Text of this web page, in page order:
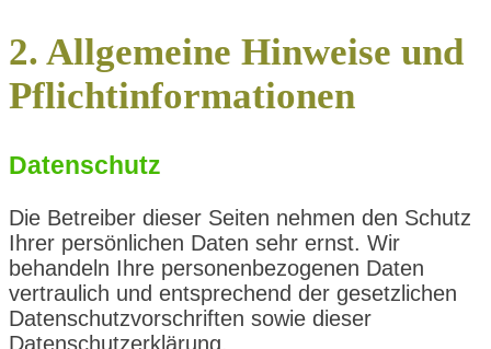
2. Allgemeine Hinweise und
Pflichtinformationen
Datenschutz
Die Betreiber dieser Seiten nehmen den Schutz
Ihrer persönlichen Daten sehr ernst. Wir
behandeln Ihre personenbezogenen Daten
vertraulich und entsprechend der gesetzlichen
Datenschutzvorschriften sowie dieser
Datenschutzerklärung.